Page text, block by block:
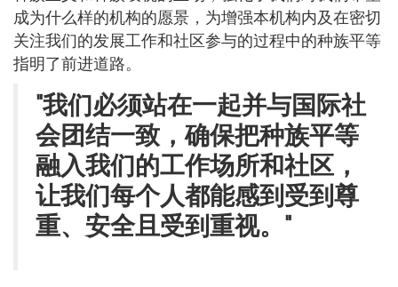
成为什么样的机构的愿景，为增强本机构内及在密切
关注我们的发展工作和社区参与的过程中的种族平等
指明了前进道路。
"我们必须站在一起并与国际社
会团结一致，确保把种族平等
融入我们的工作场所和社区，
让我们每个人都能感到受到尊
重、安全且受到重视。"